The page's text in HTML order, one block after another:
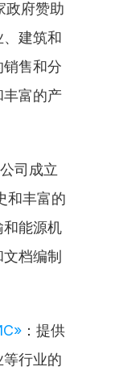
政府赞助
建筑和
售和分
丰富的产
公司成立
和丰富的
和能源机
档编制
：提供
行业的